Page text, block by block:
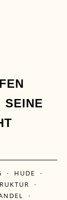
SEINE
· HUDE ·
·
·